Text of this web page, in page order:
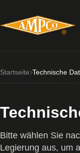
Startseite Technische
Bitte wählen Sie
Legierung aus, um